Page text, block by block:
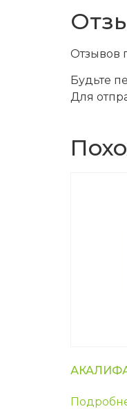
Отзывов
Будьте
Для